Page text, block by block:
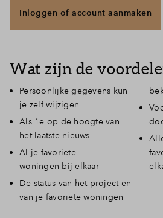
Inloggen of account aanmaken
Wat zijn de
Persoonlijke gegevens kun
je zelf wijzigen
Als 1e op de hoogte van
het laatste nieuws
Al je favoriete
woningen bij elkaar
De status van het project en
van je favoriete woningen